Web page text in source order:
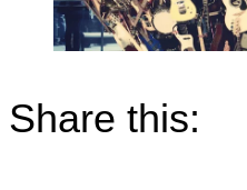
Share this: